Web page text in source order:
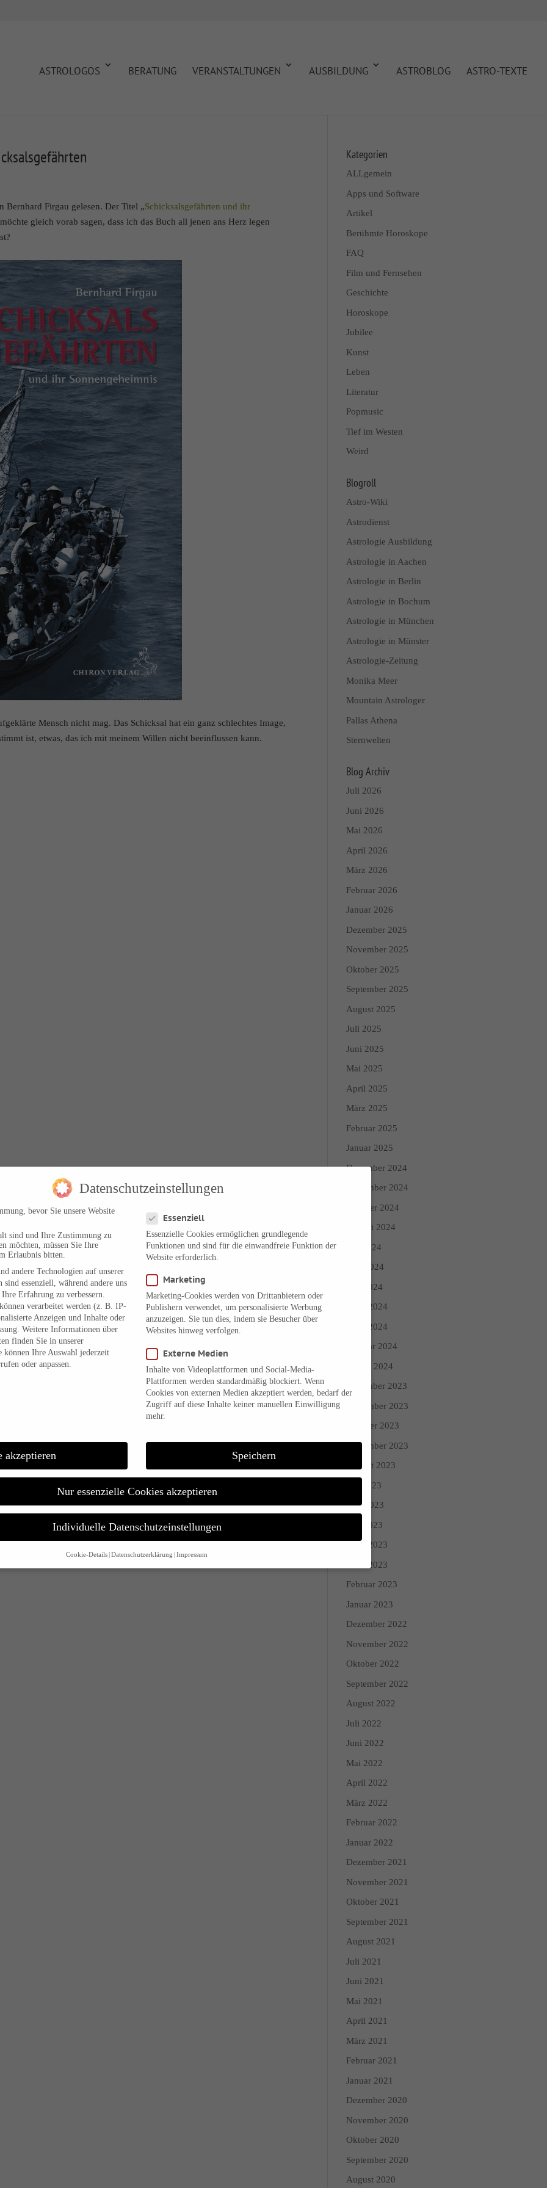
ASTROLOGOS BERATUNG VERANSTALTUNGEN AUSBILDUNG ASTROBLOG ASTRO-TEXTE
Bernhard Firgau gelesen. Der Titel „Schicksalsgefährten und ihr
gleich vorab sagen, dass ich das Buch all jenen ans Herz legen
Mensch nicht mag. Das Schicksal hat ein ganz schlechtes Image,
ist, etwas, das ich mit meinem Willen nicht beeinflussen kann.
Kategorien
ALLgemein
Apps und Software
Artikel
Berühmte Horoskope
FAQ
Film und Fernsehen
Geschichte
Horoskope
Jubilee
Kunst
Leben
Literatur
Popmusic
Tief im Westen
Weird
Blogroll
Astro-Wiki
Astrodienst
Astrologie Ausbildung
Astrologie in Aachen
Astrologie in Berlin
Astrologie in Bochum
Astrologie in München
Astrologie in Münster
Astrologie-Zeitung
Monika Meer
Mountain Astrologer
Pallas Athena
Sternwelten
Blog Archiv
Juli 2026
Juni 2026
Mai 2026
April 2026
März 2026
Februar 2026
Januar 2026
Dezember 2025
November 2025
Oktober 2025
September 2025
August 2025
Juli 2025
Juni 2025
Mai 2025
April 2025
März 2025
Februar 2025
Januar 2025
Dezember 2024
November 2024
Oktober 2024
August 2024
Juli 2024
Juni 2024
Mai 2024
April 2024
März 2024
Februar 2024
Januar 2024
Dezember 2023
November 2023
Oktober 2023
September 2023
August 2023
Juli 2023
Juni 2023
Mai 2023
April 2023
März 2023
Februar 2023
Januar 2023
Dezember 2022
November 2022
Oktober 2022
September 2022
August 2022
Juli 2022
Juni 2022
Mai 2022
April 2022
März 2022
Februar 2022
Januar 2022
Dezember 2021
November 2021
Oktober 2021
September 2021
August 2021
Juli 2021
Juni 2021
Mai 2021
April 2021
März 2021
Februar 2021
Januar 2021
Dezember 2020
November 2020
Oktober 2020
September 2020
August 2020
Datenschutzeinstellungen
bevor Sie unsere Website
sind und Ihre Zustimmung zu
möchten, müssen Sie Ihre
Erlaubnis bitten.
andere Technologien auf unserer
essenziell, während andere uns
Erfahrung zu verbessern.
verarbeitet werden (z. B. IP-
Anzeigen und Inhalte oder
Weitere Informationen über
finden Sie in unserer
können Ihre Auswahl jederzeit
oder anpassen.
Essenziell
Essenzielle Cookies ermöglichen grundlegende
Funktionen und sind für die einwandfreie Funktion der
Website erforderlich.
Marketing
Marketing-Cookies werden von Drittanbietern oder
Publishern verwendet, um personalisierte Werbung
anzuzeigen. Sie tun dies, indem sie Besucher über
Websites hinweg verfolgen.
Externe Medien
Inhalte von Videoplattformen und Social-Media-
Plattformen werden standardmäßig blockiert. Wenn
Cookies von externen Medien akzeptiert werden, bedarf der
Zugriff auf diese Inhalte keiner manuellen Einwilligung
mehr.
akzeptieren Speichern
Nur essenzielle Cookies akzeptieren
Individuelle Datenschutzeinstellungen
Cookie-Details Datenschutzerklärung Impressum
Datenschutzeinstellungen
Weitere Informationen über die Verwendung
über alle verwendeten Cookies. Sie können Ihre Einwilligung zu ganzen Kategorien geben oder
Zurück
Impressum